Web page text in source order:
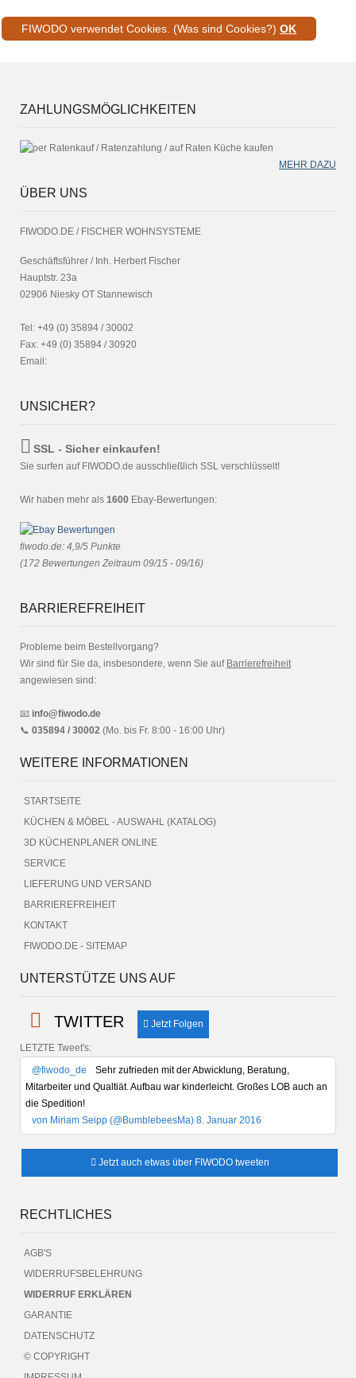
FIWODO verwendet Cookies. (Was sind Cookies?) OK
ZAHLUNGSMÖGLICHKEITEN
MEHR DAZU
ÜBER UNS
FIWODO.DE / FISCHER WOHNSYSTEME
Geschäftsführer / Inh. Herbert Fischer
Hauptstr. 23a
02906 Niesky OT Stannewisch
Tel: +49 (0) 35894 / 30002
Fax: +49 (0) 35894 / 30920
Email:
UNSICHER?
SSL - Sicher einkaufen!
Sie surfen auf FIWODO.de ausschließlich SSL verschlüsselt!
Wir haben mehr als 1600 Ebay-Bewertungen:
fiwodo.de: 4,9/5 Punkte
(172 Bewertungen Zeitraum 09/15 - 09/16)
BARRIEREFREIHEIT
Probleme beim Bestellvorgang?
Wir sind für Sie da, insbesondere, wenn Sie auf Barrierefreiheit
angewiesen sind:
📧 info@fiwodo.de
📞 035894 / 30002 (Mo. bis Fr. 8:00 - 16:00 Uhr)
WEITERE INFORMATIONEN
STARTSEITE
KÜCHEN & MÖBEL - AUSWAHL (KATALOG)
3D KÜCHENPLANER ONLINE
SERVICE
LIEFERUNG UND VERSAND
BARRIEREFREIHEIT
KONTAKT
FIWODO.DE - SITEMAP
UNTERSTÜTZE UNS AUF
TWITTER Jetzt Folgen
LETZTE Tweet's:
@fiwodo_de
Sehr zufrieden mit der Abwicklung, Beratung,
Mitarbeiter und Qualtiät. Aufbau war kinderleicht. Großes LOB auch an
die Spedition!
von Miriam Seipp (@BumblebeesMa) 8. Januar 2016
Jetzt auch etwas über FIWODO tweeten
RECHTLICHES
AGB'S
WIDERRUFSBELEHRUNG
WIDERRUF ERKLÄREN
GARANTIE
DATENSCHUTZ
© COPYRIGHT